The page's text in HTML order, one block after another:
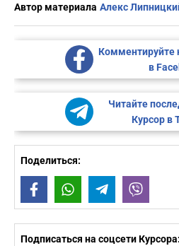
Автор материала Алекс
Комментируйте
в
Читайте
Курсор в
Поделиться:
FacebookWhatsAppTelegram
Подписаться на соцсети Курсора: